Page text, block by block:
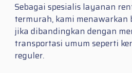
Sebagai spesialis layanan
termurah, kami menawarkan
jika dibandingkan dengan
transportasi umum seperti
reguler.